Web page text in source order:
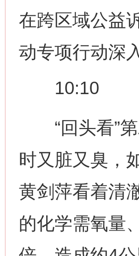
在跨区域公益
动专项行动深
10:10
“回头看”第
时又脏又臭，
黄剑萍看着清
的化学需氧量